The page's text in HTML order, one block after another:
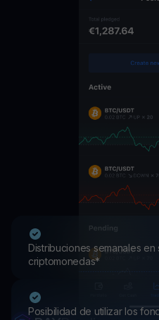
Distribuciones semanales
criptomonedas*
Posibilidad de utilizar los